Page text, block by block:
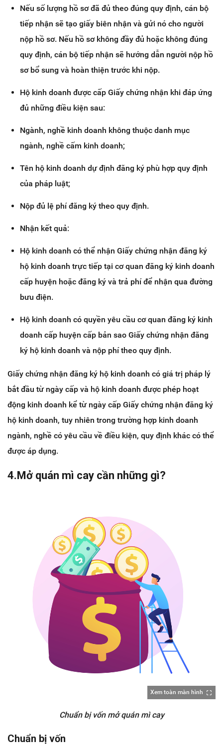
Nếu số lượng hồ sơ đã đủ theo đúng quy định, cán bộ
tiếp nhận sẽ tạo giấy biên nhận và gửi nó cho người
nộp hồ sơ. Nếu hồ sơ không đầy đủ hoặc không đúng
quy định, cán bộ tiếp nhận sẽ hướng dẫn người nộp hồ
sơ bổ sung và hoàn thiện trước khi nộp.
Hộ kinh doanh được cấp Giấy chứng nhận khi đáp ứng
đủ những điều kiện sau:
Ngành, nghề kinh doanh không thuộc danh mục
ngành, nghề cấm kinh doanh;
Tên hộ kinh doanh dự định đăng ký phù hợp quy định
của pháp luật;
Nộp đủ lệ phí đăng ký theo quy định.
Nhận kết quả:
Hộ kinh doanh có thể nhận Giấy chứng nhận đăng ký
hộ kinh doanh trực tiếp tại cơ quan đăng ký kinh doanh
cấp huyện hoặc đăng ký và trả phí để nhận qua đường
bưu điện.
Hộ kinh doanh có quyền yêu cầu cơ quan đăng ký kinh
doanh cấp huyện cấp bản sao Giấy chứng nhận đăng
ký hộ kinh doanh và nộp phí theo quy định.
Giấy chứng nhận đăng ký hộ kinh doanh có giá trị pháp lý
bắt đầu từ ngày cấp và hộ kinh doanh được phép hoạt
động kinh doanh kể từ ngày cấp Giấy chứng nhận đăng ký
hộ kinh doanh, tuy nhiên trong trường hợp kinh doanh
ngành, nghề có yêu cầu về điều kiện, quy định khác có thể
được áp dụng.
4.Mở quán mì cay cần những gì?
Xem toàn màn hình
Chuẩn bị vốn mở quán mì cay
Chuẩn bị vốn